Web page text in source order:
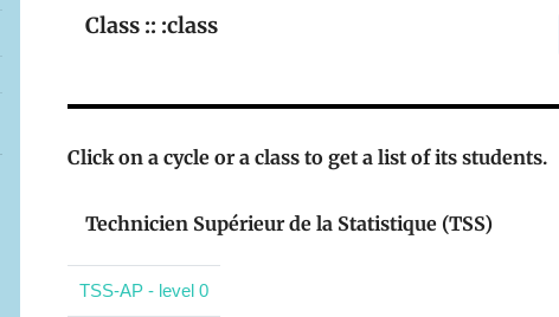
Class :: :class
Click on a cycle or a class to get a list of its students.
Technicien Supérieur de la Statistique (TSS)
TSS-AP - level 0